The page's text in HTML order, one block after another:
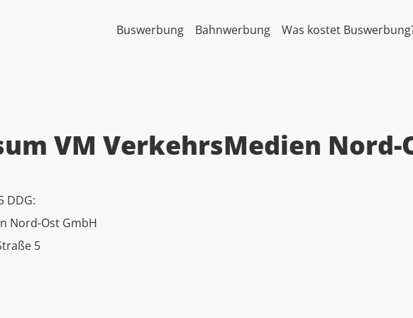
Buswerbung Bahnwerbung Was kostet
VM VerkehrsMedien Nord-
DDG:
Nord-Ost GmbH
5